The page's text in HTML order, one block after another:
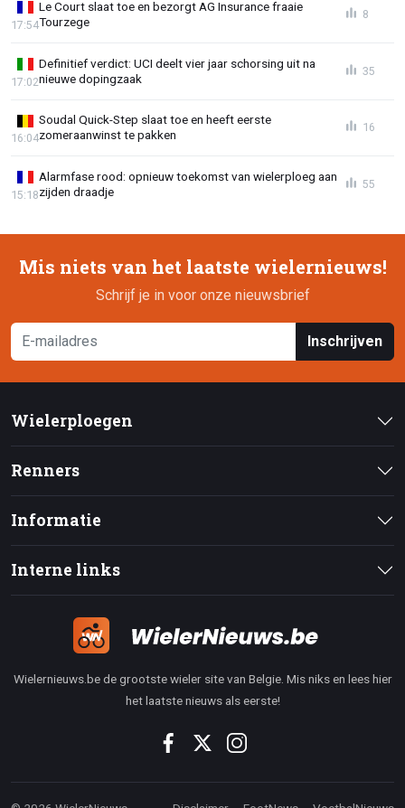
Le Court slaat toe en bezorgt AG Insurance fraaie
Tourzege
17:54
8
Definitief verdict: UCI deelt vier jaar schorsing uit na
nieuwe dopingzaak
17:02
35
Soudal Quick-Step slaat toe en heeft eerste
zomeraanwinst te pakken
16:04
16
Alarmfase rood: opnieuw toekomst van wielerploeg aan
zijden draadje
15:18
55
Mis niets van het laatste wielernieuws!
Schrijf je in voor onze nieuwsbrief
Inschrijven
Wielerploegen
Renners
Informatie
Interne links
Wielernieuws.be de grootste wieler site van Belgie. Mis niks en lees hier
het laatste nieuws als eerste!